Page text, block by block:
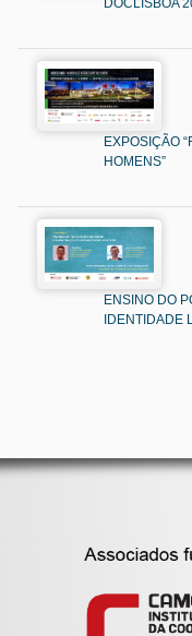
EXPOSIÇÃO
HOMENS”
ENSINO DO
IDENTIDADE